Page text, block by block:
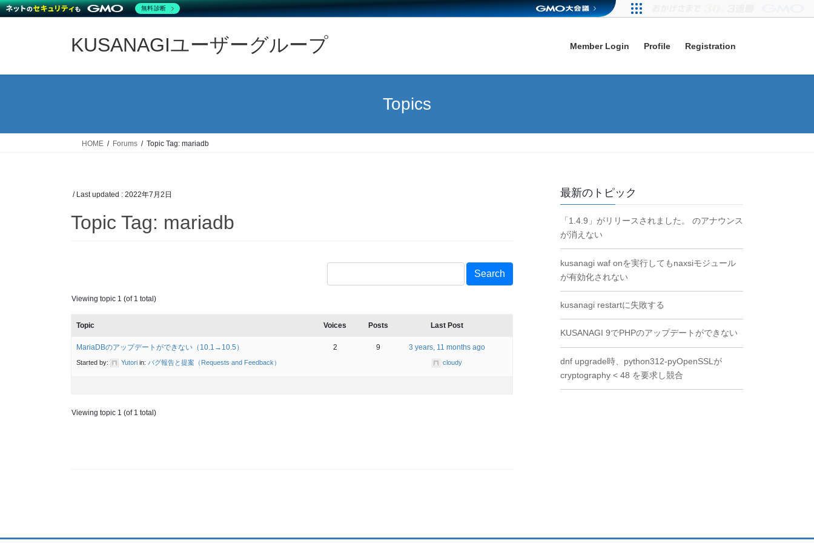
KUSANAGIユーザーグループ Member Login Profile Registration
Topics
HOME Forums Topic Tag: mariadb
/ Last updated : 2022年7月2日
Topic Tag: mariadb
Viewing topic 1 (of 1 total)
Topic Voices Posts Last Post
MariaDBのアップデートができない（10.1→10.5）
Started by: Yutori in: バグ報告と提案（Requests and Feedback）
2 9 3 years, 11 months ago
cloudy
Viewing topic 1 (of 1 total)
最新のトピック
「1.4.9」がリリースされました。 のアナウンス
が消えない
kusanagi waf onを実行してもnaxsiモジュール
が有効化されない
kusanagi restartに失敗する
KUSANAGI 9でPHPのアップデートができない
dnf upgrade時、python312-pyOpenSSLが
cryptography < 48 を要求し競合
無料診断